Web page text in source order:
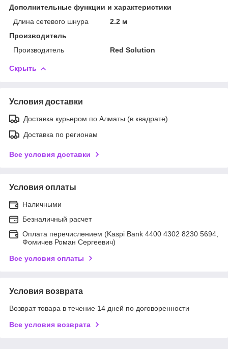
Дополнительные функции и характеристики
Длина сетевого шнура
2.2 м
Производитель
Производитель
Red Solution
Скрыть
Условия доставки
Доставка курьером по Алматы (в квадрате)
Доставка по регионам
Все условия доставки
Условия оплаты
Наличными
Безналичный расчет
Оплата перечислением (Kaspi Bank 4400 4302 8230 5694,
Фомичев Роман Сергеевич)
Все условия оплаты
Условия возврата
Возврат товара в течение 14 дней по договоренности
Все условия возврата